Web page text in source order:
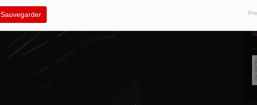
Sauvegarder